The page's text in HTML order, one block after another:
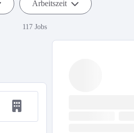
Arbeitszeit
117 Jobs